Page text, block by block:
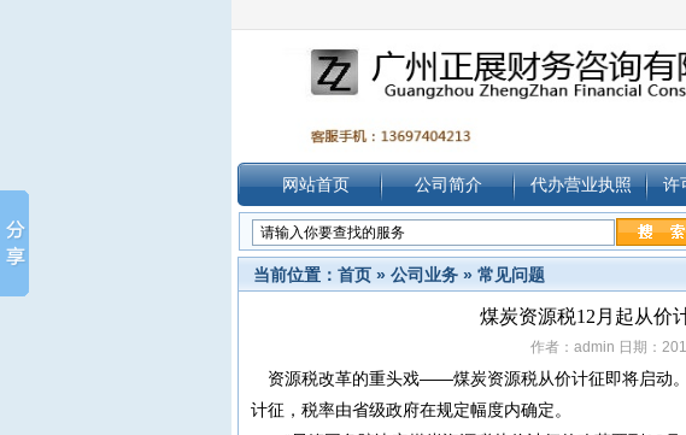
网站首页 公司简介 代办营业执照 许
当前位置： 首页 » 公司业务 » 常见问题
煤炭资源税12月起从价
作者：admin 日期：
资源税改革的重头戏——煤炭资源税从价计征即将启动
计征，税率由省级政府在规定幅度内确定。